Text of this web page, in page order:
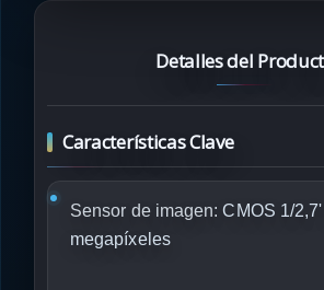
Detalles del
Características Clave
Sensor de imagen: CMOS 1/
megapíxeles